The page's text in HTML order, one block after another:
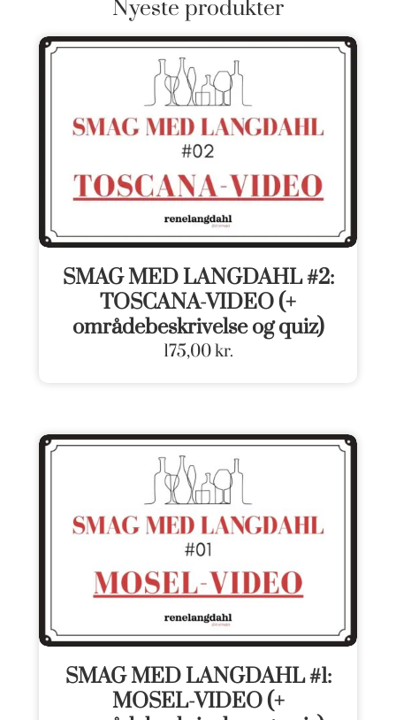
Nyeste produkter
SMAG MED LANGDAHL #2:
TOSCANA-VIDEO (+
områdebeskrivelse og quiz)
175,00kr.
SMAG MED LANGDAHL #1:
MOSEL-VIDEO (+